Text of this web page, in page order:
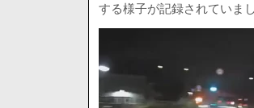
する様子が記録されていまし